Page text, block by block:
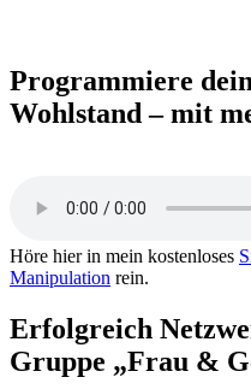
Programmiere
Wohlstand – mit
Höre hier in mein kostenloses
Manipulation rein.
Erfolgreich
Gruppe „Frau &